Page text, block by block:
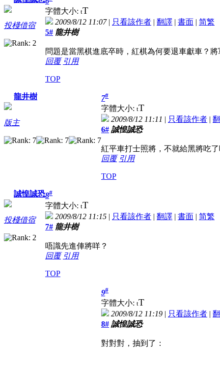
投棧借宿
字體大小: tT
2009/8/12 11:07| 只看該作者 | 翻譯 | 書面 | 简繁
5# 龍井樹
問題是當黑棋進底卒時，紅棋為何要退車獻車？
回覆 引用
TOP
龍井樹
版主
7#
字體大小: tT
2009/8/12 11:11 | 只看該作者 |
6# 誠惶誠恐
紅平車打士照將，不就給黑將吃
回覆 引用
TOP
誠惶誠恐
投棧借宿
8#
字體大小: tT
2009/8/12 11:15 | 只看該作者 | 翻譯 | 書面 | 简繁
7# 龍井樹
唔識先進俥將咩？
回覆 引用
TOP
9#
字體大小: tT
2009/8/12 11:19 | 只看該作者 |
8# 誠惶誠恐
對對對，抽到了：